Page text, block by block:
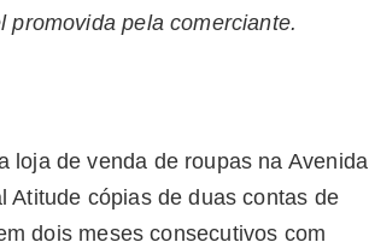
pela comerciante.
loja de venda de roupas na Avenida
Atitude cópias de duas contas de
dois meses consecutivos com